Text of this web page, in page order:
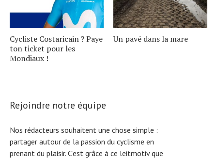
Cycliste Costaricain ? Paye
ton ticket pour les
Mondiaux !
Un pavé dans la mare
Rejoindre notre équipe
Nos rédacteurs souhaitent une chose simple :
partager autour de la passion du cyclisme en
prenant du plaisir. C'est grâce à ce leitmotiv que